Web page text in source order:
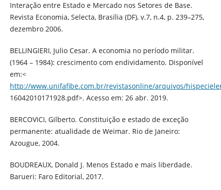
Interação entre Estado e Mercado nos Setores de Base.
Revista Economia, Selecta, Brasília (DF), v.7, n.4, p. 239–275,
dezembro 2006.
BELLINGIERI, Julio Cesar. A economia no período militar.
(1964 – 1984): crescimento com endividamento. Disponível
em:<
http://www.unifafibe.com.br/revistasonline/arquivos/
16042010171928.pdf>. Acesso em: 26 abr. 2019.
BERCOVICI, Gilberto. Constituição e estado de exceção
permanente: atualidade de Weimar. Rio de Janeiro:
Azougue, 2004.
BOUDREAUX, Donald J. Menos Estado e mais liberdade.
Barueri: Faro Editorial, 2017.